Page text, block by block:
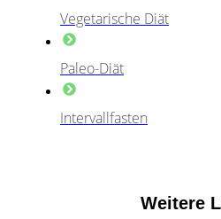
Vegetarische Diät
Paleo-Diät
Intervallfasten
Weitere